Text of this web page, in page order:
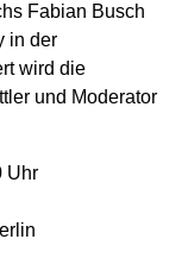
Fabian Busch
in der
wird die
und Moderator
Uhr